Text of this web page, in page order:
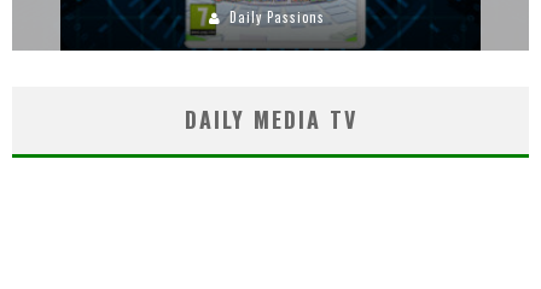
Daily Passions
DAILY MEDIA TV